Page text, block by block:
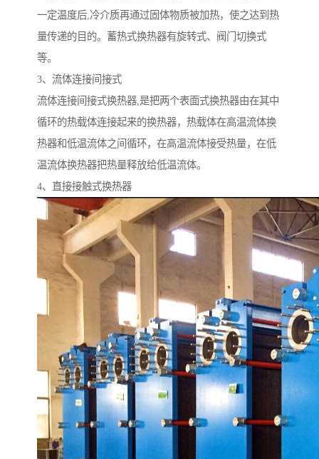
一定温度后,冷介质再通过固体物质被加热，使之达到热
量传递的目的。蓄热式换热器有旋转式、阀门切换式
等。
3、流体连接间接式
流体连接间接式换热器,是把两个表面式换热器由在其中
循环的热载体连接起来的换热器，热载体在高温流体换
热器和低温流体之间循环，在高温流体接受热量，在低
温流体换热器把热量释放给低温流体。
4、直接接触式换热器